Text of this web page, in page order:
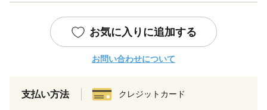
お気に入りに追加する
お問い合わせについて
支払い方法 クレジットカード